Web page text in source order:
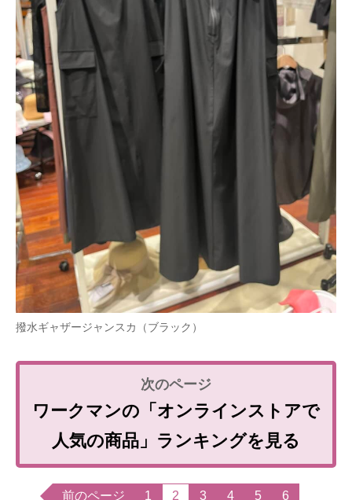
撥水ギャザージャンスカ（ブラック）
ワークマンの「オンラインストアで
人気の商品」ランキングを見る
前のページ 1 2 3 4 5 6